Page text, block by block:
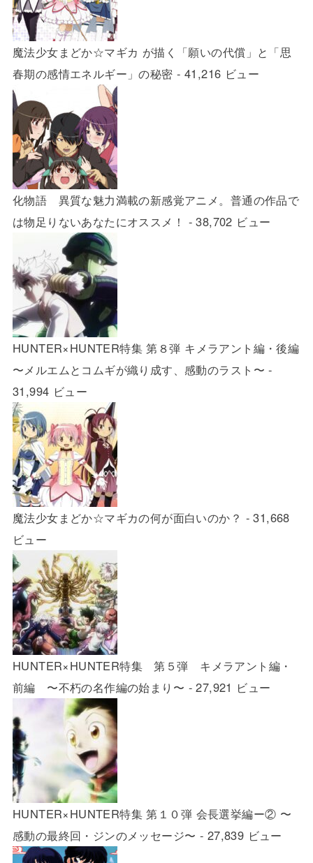
魔法少女まどか☆マギカ が描く「願いの代償」と「思
春期の感情エネルギー」の秘密 - 41,216 ビュー
化物語 異質な魅力満載の新感覚アニメ。普通の作品で
は物足りないあなたにオススメ！ - 38,702 ビュー
HUNTER×HUNTER特集 第８弾 キメラアント編・後編
〜メルエムとコムギが織り成す、感動のラスト〜 -
31,994 ビュー
魔法少女まどか☆マギカの何が面白いのか？ - 31,668
ビュー
HUNTER×HUNTER特集 第５弾 キメラアント編・
前編 〜不朽の名作編の始まり〜 - 27,921 ビュー
HUNTER×HUNTER特集 第１０弾 会長選挙編ー② 〜
感動の最終回・ジンのメッセージ〜 - 27,839 ビュー